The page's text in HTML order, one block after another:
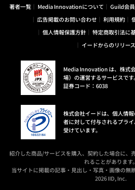
著者一覧 Media Innovationについて Guild会
広告掲載のお問い合わせ
利用規約
個人情報保護方針
特定商取引法に
イードからのリリー
Media Innovation は、株式
場）の運営するサービスです。
証券コード：6038
株式会社イードは、個人情
者に対して付与されるプラ
受けています。
紹介した商品/サービスを購入、契約した場合に、
れることがあります。
当サイトに掲載の記事・見出し・写真・画像の
2026 IID, Inc.